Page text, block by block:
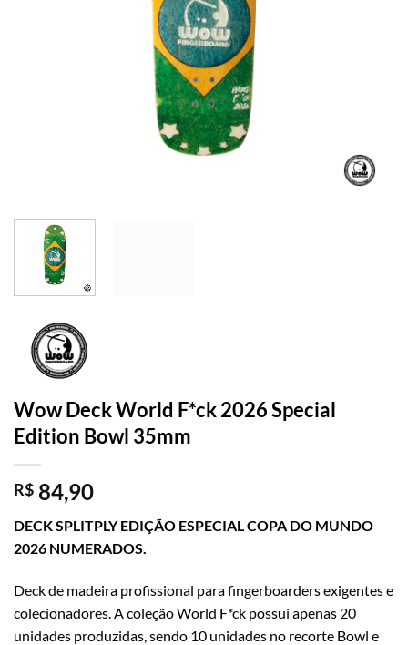
Wow Deck World F*ck 2026 Special
Edition Bowl 35mm
R$ 84,90
DECK SPLITPLY EDIÇÃO ESPECIAL COPA DO MUNDO
2026 NUMERADOS.
Deck de madeira profissional para fingerboarders exigentes e
colecionadores. A coleção World F*ck possui apenas 20
unidades produzidas, sendo 10 unidades no recorte Bowl e